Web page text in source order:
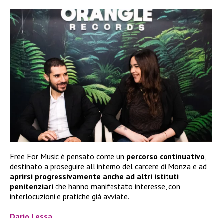
Free For Music è pensato come un percorso continuativo
destinato a proseguire all’interno del carcere di Monza e ad
aprirsi progressivamente anche ad altri istituti
penitenziari che hanno manifestato interesse, con
interlocuzioni e pratiche già avviate.
Dario Lessa